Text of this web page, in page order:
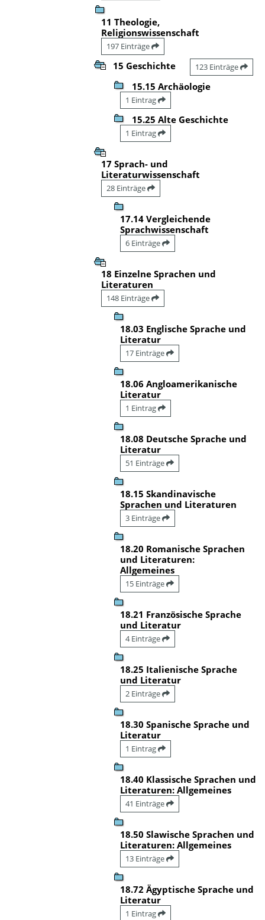
11 Theologie,
Religionswissenschaft
197 Einträge
15 Geschichte 123 Einträge
15.15 Archäologie
1 Eintrag
15.25 Alte Geschichte
1 Eintrag
17 Sprach- und
Literaturwissenschaft
28 Einträge
17.14 Vergleichende
Sprachwissenschaft
6 Einträge
18 Einzelne Sprachen und
Literaturen
148 Einträge
18.03 Englische Sprache und
Literatur
17 Einträge
18.06 Angloamerikanische
Literatur
1 Eintrag
18.08 Deutsche Sprache und
Literatur
51 Einträge
18.15 Skandinavische
Sprachen und Literaturen
3 Einträge
18.20 Romanische Sprachen
und Literaturen:
Allgemeines
15 Einträge
18.21 Französische Sprache
und Literatur
4 Einträge
18.25 Italienische Sprache
und Literatur
2 Einträge
18.30 Spanische Sprache und
Literatur
1 Eintrag
18.40 Klassische Sprachen und
Literaturen: Allgemeines
41 Einträge
18.50 Slawische Sprachen und
Literaturen: Allgemeines
13 Einträge
18.72 Ägyptische Sprache und
Literatur
1 Eintrag